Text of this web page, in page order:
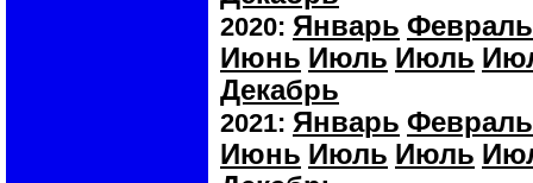
2020: Январь Февраль
Июнь Июль Июль
Декабрь
2021: Январь Февраль
Июнь Июль Июль